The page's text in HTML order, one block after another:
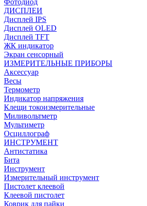
Фотодиод
ДИСПЛЕИ
Дисплей IPS
Дисплей OLED
Дисплей TFT
ЖК индикатор
Экран сенсорный
ИЗМЕРИТЕЛЬНЫЕ ПРИБОРЫ
Аксессуар
Весы
Термометр
Индикатор напряжения
Клещи токоизмерительные
Миливольтметр
Мультиметр
Осциллограф
ИНСТРУМЕНТ
Антистатика
Бита
Инструмент
Измерительный инструмент
Пистолет клеевой
Клеевой пистолет
Коврик для пайки